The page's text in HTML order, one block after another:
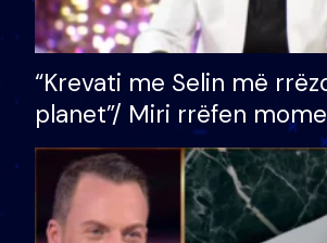
“Krevati me Selin më
planet”/ Miri rrëfen
bukura në shtëpinë e BB
mungojë zilja e